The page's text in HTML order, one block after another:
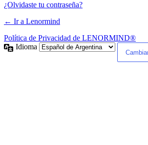
¿Olvidaste tu contraseña?
← Ir a Lenormind
Política de Privacidad de LENORMIND®
Idioma